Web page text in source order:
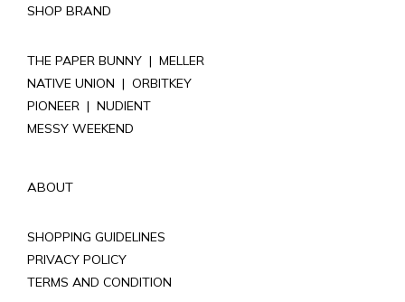
SHOP BRAND
THE PAPER BUNNY | MELLER
NATIVE UNION | ORBITKEY
PIONEER | NUDIENT
MESSY WEEKEND
ABOUT
SHOPPING GUIDELINES
PRIVACY POLICY
TERMS AND CONDITION